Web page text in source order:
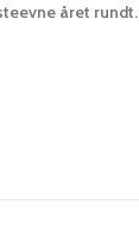
året rundt.